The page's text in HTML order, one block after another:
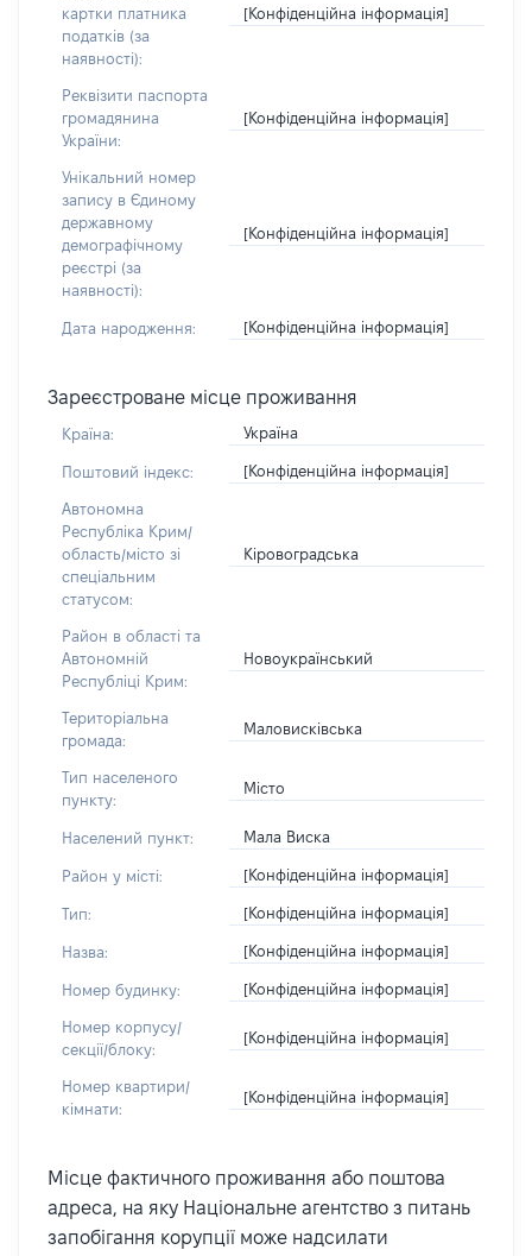
картки платника
податків (за
наявності):
[Конфіденційна інформація]
Реквізити паспорта
громадянина
України:
[Конфіденційна інформація]
Унікальний номер
запису в Єдиному
державному
демографічному
реєстрі (за
наявності):
[Конфіденційна інформація]
Дата народження: [Конфіденційна інформація]
Зареєстроване місце проживання
Країна: Україна
Поштовий індекс: [Конфіденційна інформація]
Автономна
Республіка Крим/
область/місто зі
спеціальним
статусом:
Кіровоградська
Район в області та
Автономній
Республіці Крим:
Новоукраїнський
Територіальна
громада:
Маловисківська
Тип населеного
пункту:
Місто
Населений пункт: Мала Виска
Район у місті: [Конфіденційна інформація]
Тип: [Конфіденційна інформація]
Назва: [Конфіденційна інформація]
Номер будинку: [Конфіденційна інформація]
Номер корпусу/
секції/блоку:
[Конфіденційна інформація]
Номер квартири/
кімнати:
[Конфіденційна інформація]
Місце фактичного проживання або поштова
адреса, на яку Національне агентство з питань
запобігання корупції може надсилати